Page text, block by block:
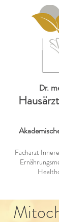
Dr.
Facharzt